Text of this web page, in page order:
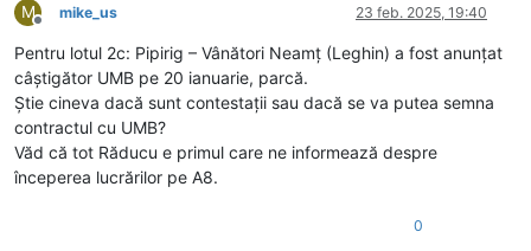
M
Deconectat
mike_us 23 feb. 2025, 19:40
Pentru lotul 2c: Pipirig – Vânători Neamț (Leghin) a fost anunțat
câștigător UMB pe 20 ianuarie, parcă.
Știe cineva dacă sunt contestații sau dacă se va putea semna
contractul cu UMB?
Văd că tot Răducu e primul care ne informează despre
începerea lucrărilor pe A8.
0